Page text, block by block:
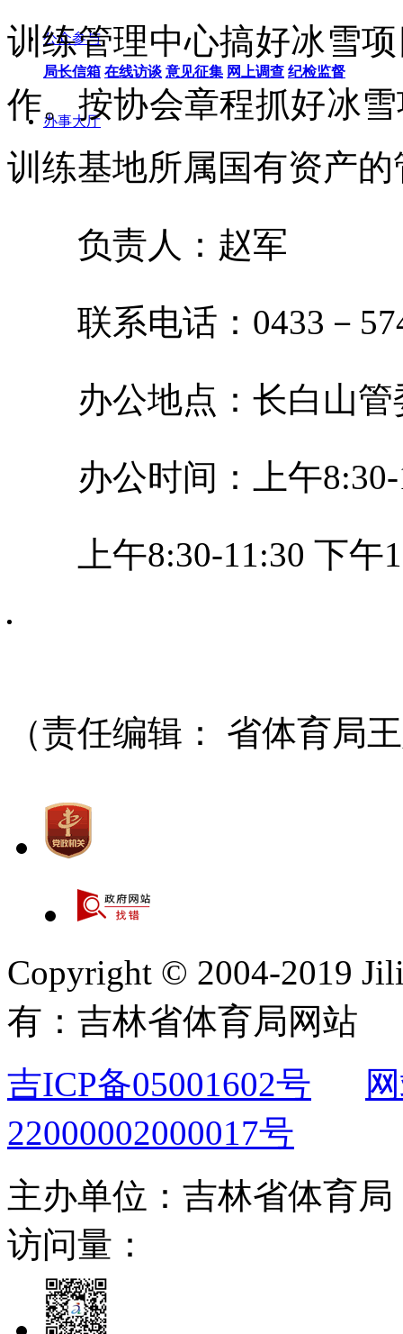
公众参与
局长信箱 在线访谈 意见征集 网上调查 纪检监督
办事大厅
训练管理中心搞好冰雪
作。按协会章程抓好冰
训练基地所属国有资产
负责人：赵军
联系电话：0433－
办公地点：长白山
办公时间：上午
上午8:30-11:30 下
（责任编辑： 省体育局
Copyright © 2004-2019
有：吉林省体育局网站
吉ICP备05001602号
22000002000017号
主办单位：吉林省体
访问量：